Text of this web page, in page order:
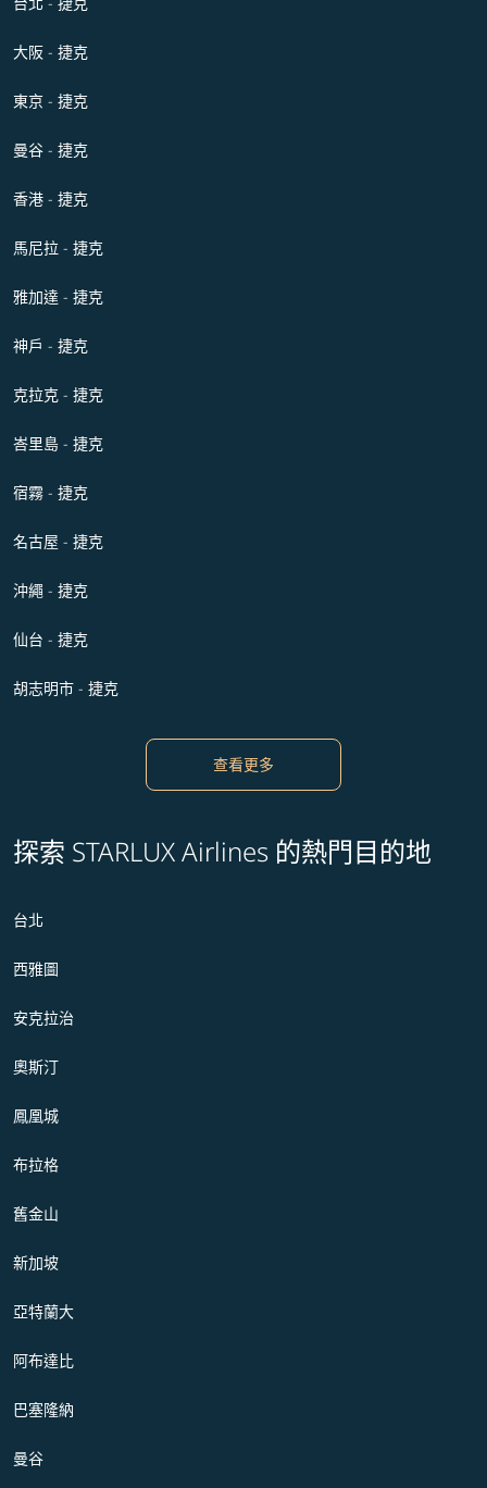
大阪 - 捷克
東京 - 捷克
曼谷 - 捷克
香港 - 捷克
馬尼拉 - 捷克
雅加達 - 捷克
神戶 - 捷克
克拉克 - 捷克
峇里島 - 捷克
宿霧 - 捷克
名古屋 - 捷克
沖繩 - 捷克
仙台 - 捷克
胡志明市 - 捷克
查看更多
探索 STARLUX Airlines 的熱門目的地
台北
西雅圖
安克拉治
奧斯汀
鳳凰城
布拉格
舊金山
新加坡
亞特蘭大
阿布達比
巴塞隆納
曼谷